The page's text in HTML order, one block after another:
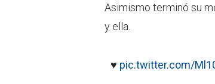
Asimismo terminó su
y ella.
♥️ pic.twitter.com/